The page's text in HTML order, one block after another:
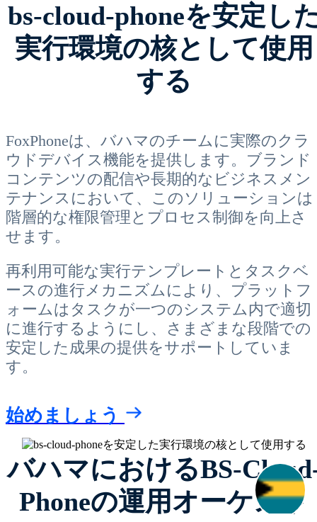
bs-cloud-phoneを安定し
実行環境の核として使用
する
FoxPhoneは、バハマのチームに実際のクラ
ウドデバイス機能を提供します。ブランド
コンテンツの配信や長期的なビジネスメン
テナンスにおいて、このソリューションは
階層的な権限管理とプロセス制御を向上さ
せます。
再利用可能な実行テンプレートとタスクベ
ースの進行メカニズムにより、プラットフ
ォームはタスクが一つのシステム内で適切
に進行するようにし、さまざまな段階での
安定した成果の提供をサポートしていま
す。
始めましょう
バハマにおけるBS-
Phoneの運用オーケスト